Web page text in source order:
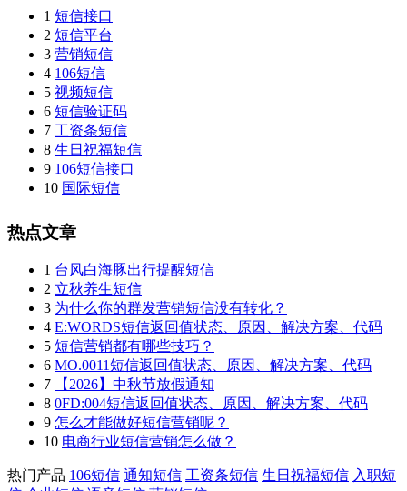
1 短信接口
2 短信平台
3 营销短信
4 106短信
5 视频短信
6 短信验证码
7 工资条短信
8 生日祝福短信
9 106短信接口
10 国际短信
热点文章
1 台风白海豚出行提醒短信
2 立秋养生短信
3 为什么你的群发营销短信没有转化？
4 E:WORDS短信返回值状态、原因、解决方案、代码
5 短信营销都有哪些技巧？
6 MO.0011短信返回值状态、原因、解决方案、代码
7
【2026】中秋节放假通知
8 0FD:004短信返回值状态、原因、解决方案、代码
9 怎么才能做好短信营销呢？
10 电商行业短信营销怎么做？
热门产品 106短信 通知短信 工资条短信 生日祝福短信 入职短